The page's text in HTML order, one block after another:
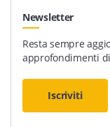
Newsletter
Resta sempre
approfondimenti
Iscriviti